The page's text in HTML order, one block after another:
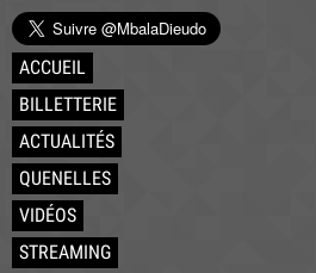
ACCUEIL
BILLETTERIE
ACTUALITÉS
QUENELLES
VIDÉOS
STREAMING